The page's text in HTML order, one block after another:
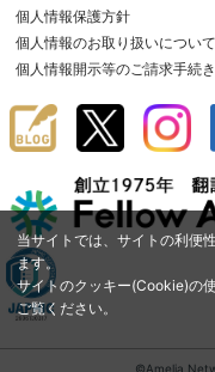
当サイトでは、サイトの利便
ます。
サイトのクッキー(Cookie)の
ご覧ください。
個人情報保護方針
個人情報のお取り扱いについて
個人情報開示等のご請求手続
©Amelia